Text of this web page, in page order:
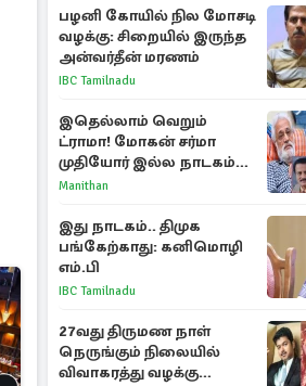
பழனி கோயில் நில மோசடி
வழக்கு: சிறையில் இருந்த
அன்வர்தீன் மரணம்
IBC Tamilnadu
இதெல்லாம் வெறும்
ட்ராமா! மோகன் சர்மா
முதியோர் இல்ல நாடகம்
குறித்து குட்டி பத்மினி
Manithan
இது நாடகம்.. திமுக
பங்கேற்காது: கனிமொழி
எம்.பி
IBC Tamilnadu
27வது திருமண நாள்
நெருங்கும் நிலையில்
விவாகரத்து வழக்கு